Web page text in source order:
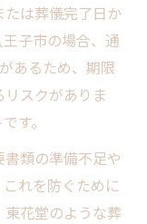
は葬儀完了日か
子市の場合、通
あるため、期限
スクがありま
す。
類の準備不足や
れを防ぐために
花堂のような葬